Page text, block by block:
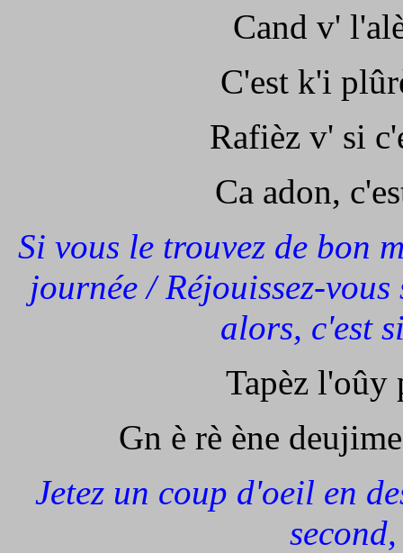
Cand v'
C'est k'i
Rafièz v' si
Ca adon,
Si vous le trouvez de bon
journée / Réjouissez-
alors, c'est
Tapèz l'oûy
Gn è rè ène
Jetez un coup d'oeil en